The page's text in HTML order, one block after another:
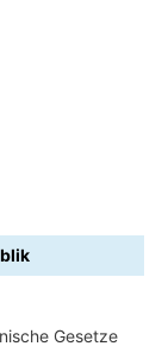
Gesetze